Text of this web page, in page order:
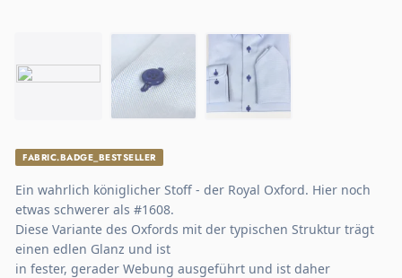
FABRIC.BADGE_BESTSELLER
Ein wahrlich königlicher Stoff - der Royal Oxford. Hier noch
etwas schwerer als #1608.
Diese Variante des Oxfords mit der typischen Struktur trägt
einen edlen Glanz und ist
in fester, gerader Webung ausgeführt und ist daher